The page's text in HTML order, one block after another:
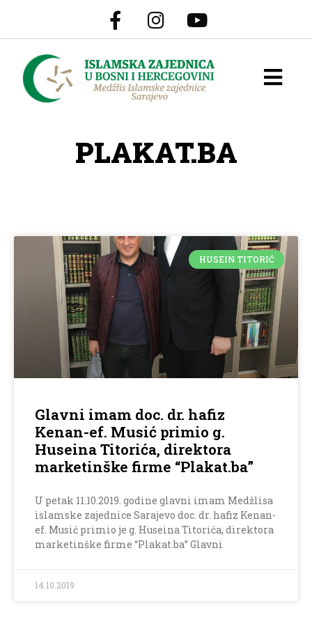
PLAKAT.BA
HUSEIN TITORIĆ
Glavni imam doc. dr. hafiz
Kenan-ef. Musić primio g.
Huseina Titorića, direktora
marketinške firme “Plakat.ba”
U petak 11.10.2019. godine glavni imam Medžlisa
islamske zajednice Sarajevo doc. dr. hafiz Kenan-
ef. Musić primio je g. Huseina Titorića, direktora
marketinške firme “Plakat.ba” Glavni
14.10.2019